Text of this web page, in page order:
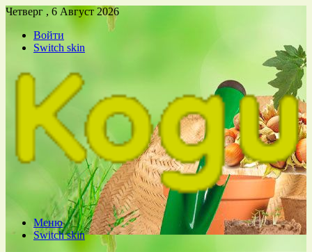
Четверг , 6 Август 2026
Войти
Switch skin
Меню
Switch skin